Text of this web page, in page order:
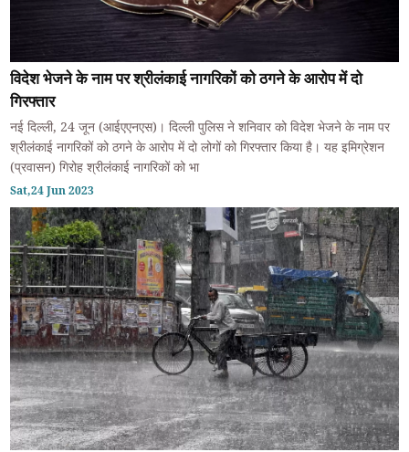
विदेश भेजने के नाम पर श्रीलंकाई नागरिकों को ठगने के आरोप में दो
गिरफ्तार
नई दिल्ली, 24 जून (आईएएनएस)। दिल्ली पुलिस ने शनिवार को विदेश भेजने के नाम पर
श्रीलंकाई नागरिकों को ठगने के आरोप में दो लोगों को गिरफ्तार किया है। यह इमिग्रेशन
(प्रवासन) गिरोह श्रीलंकाई नागरिकों को भा
Sat,24 Jun 2023